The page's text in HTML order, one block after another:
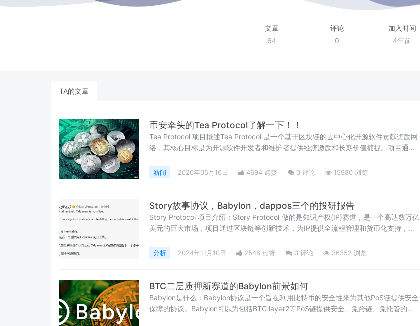
文章
64
评论
0
加入时间
4年前
TA的文章
币安牵头的Tea Protocol了解一下！！
Tea Protocol 项目概述Tea Protocol 是一个基于区块链的去中心化开源软件贡献奖励网
络，其核心目标是为开源软件开发者和维护者提供经济激励和长期价值捕捉。项目通过
贡献，并分发原生代币TEA作为奖励，使开发者可以将其无形贡献转化为实实在在的价
值。该协议部署在Coinbase的B
新闻 2026年05月16日 4694 点赞 0 评论 15980 浏览
Story故事协议，Babylon，dappos三个的投研报告
Story Protocol 项目介绍：Story Protocol 做的是知识产权(IP)赛道，是一个高达数万亿
美元的巨大市场，项目通过区块链等创新技术，为IP提供全流程管理和货币化支持，让
等。且可定制化的模块程序能够满足IP市场的不同业务需求。Story Protocol最新消息：
北京时间 11 月 8 日 00:00
分析 2024年11月10日 2548 点赞 0 评论 36352 浏览
BTC二层质押新赛道的Babylon前景如何
Babylon是什么：Babylon协议是一个旨在利用比特币的安全性来为其他PoS链提供安全
保障的协议。Babylon可以为包括BTC layer2等PoS链提供安全、免跨链、免托管的原